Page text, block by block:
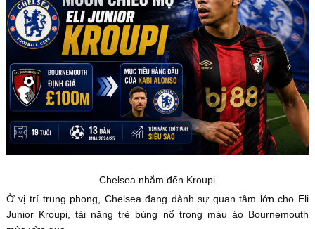
Chelsea nhắm đến Kroupi
Ở vị trí trung phong, Chelsea đang dành sự quan tâm lớn cho Eli
Junior Kroupi, tài năng trẻ bùng nổ trong màu áo Bournemouth